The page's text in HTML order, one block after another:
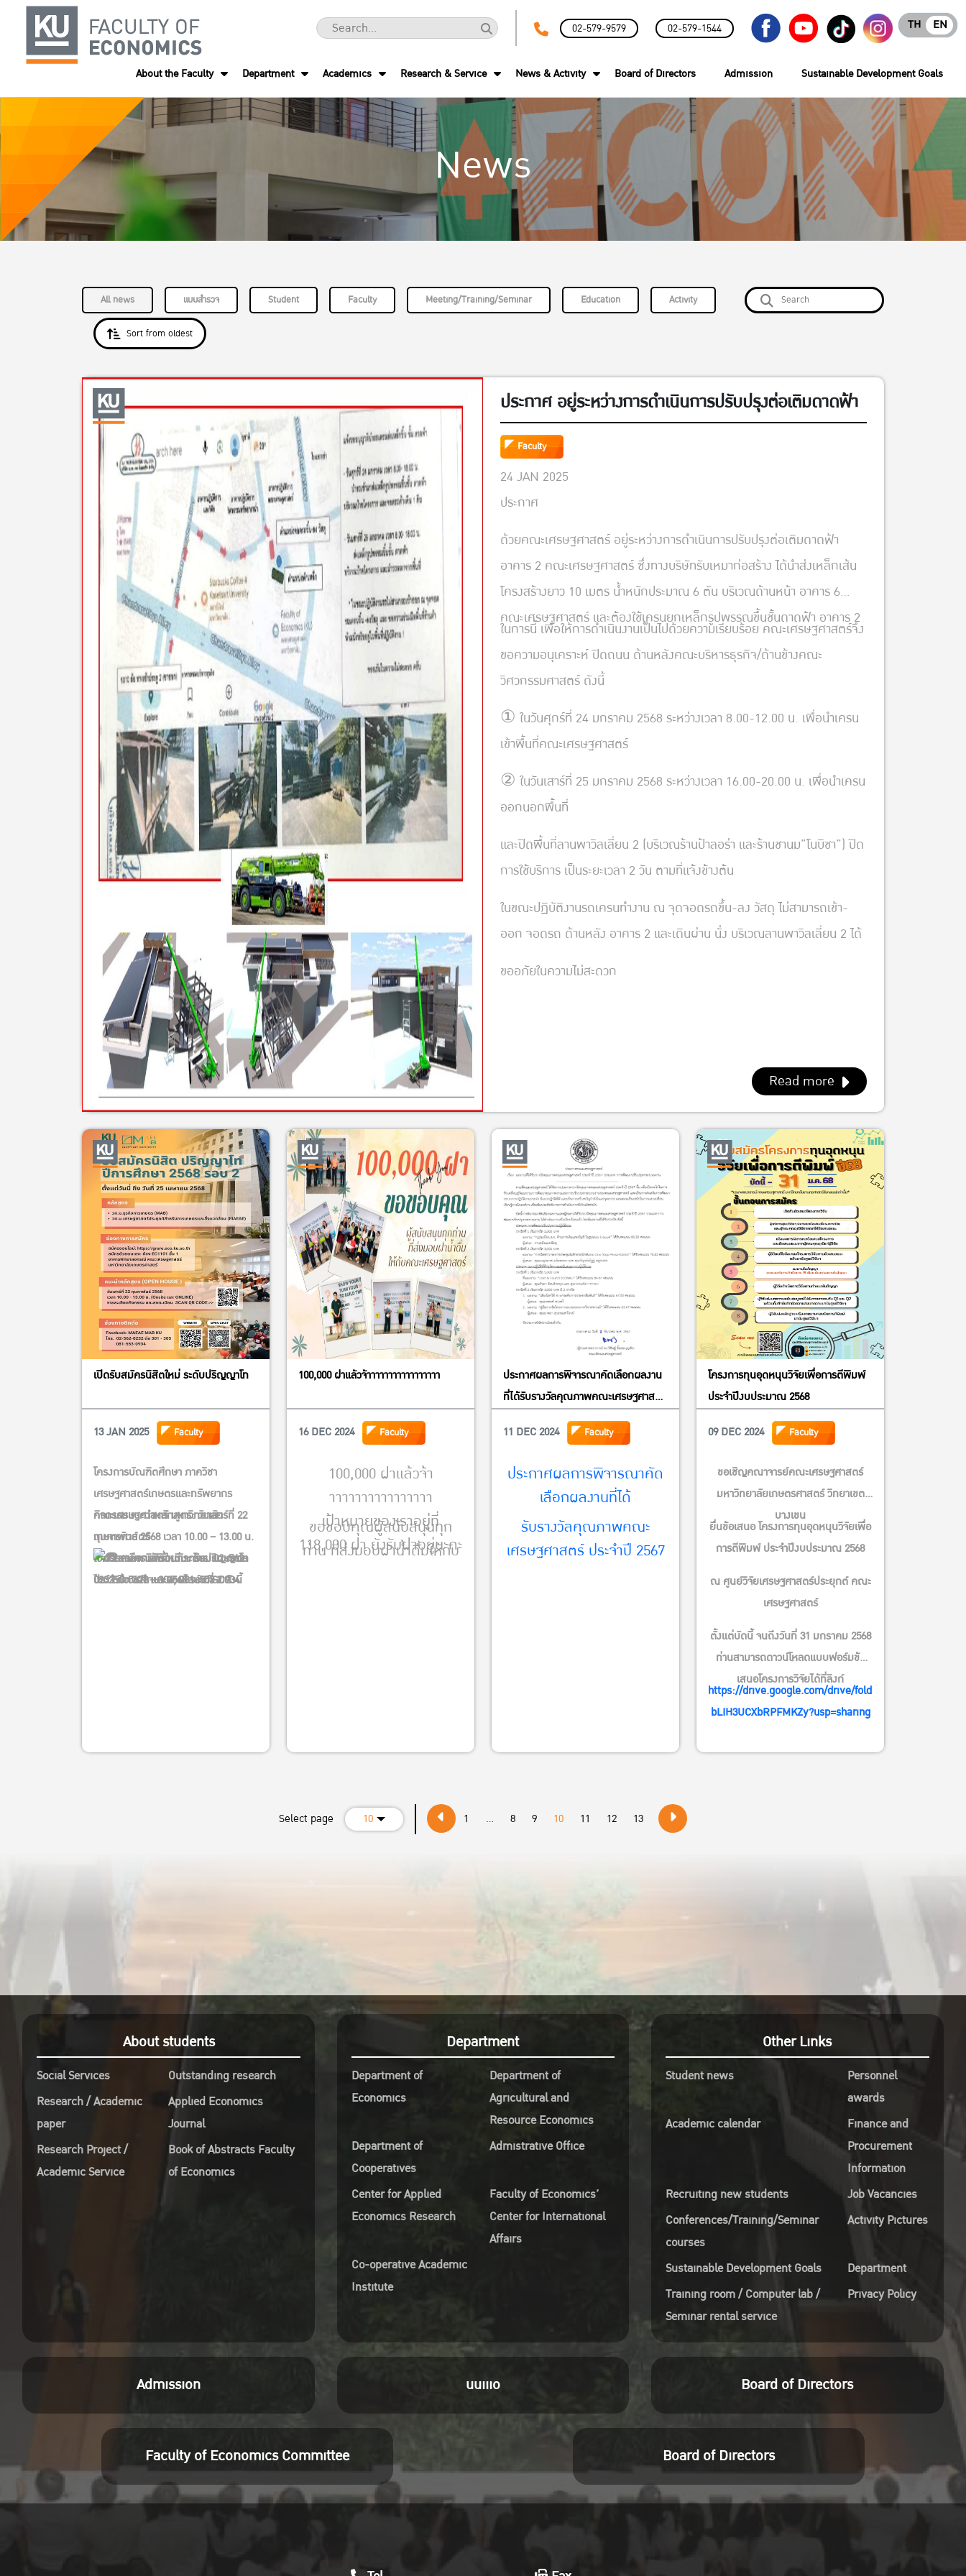
02-579-9579 02-579-1544 EN
TH
About the Faculty Department Academics Research & Service News & Activity Board of Directors Admission Sustainable Development Goals
News
All news แบบสำรวจ Student Faculty Meeting/Training/Seminar Education Activity
Sort from oldest
ประกาศ อยู่ระหว่างการดำเนินการปรับปรุงต่อเติมดาดฟ้า
Faculty
24 JAN 2025
ประกาศ
ด้วยคณะเศรษฐศาสตร์ อยู่ระหว่างการดำเนินการปรับปรุงต่อเติมดาดฟ้า
อาคาร 2 คณะเศรษฐศาสตร์ ซึ่งทางบริษัทรับเหมาก่อสร้าง ได้นำส่งเหล็กเส้น
โครงสร้างยาว 10 เมตร น้ำหนักประมาณ 6 ตัน บริเวณด้านหน้า อาคาร 6
คณะเศรษฐศาสตร์ และต้องใช้เครนยกเหล็กรูปพรรณขึ้นชั้นดาดฟ้า อาคาร 2
ในการนี้ เพื่อให้การดำเนินงานเป็นไปด้วยความเรียบร้อย คณะเศรษฐศาสตร์จึง
ขอความอนุเคราะห์ ปิดถนน ด้านหลังคณะบริหารธุรกิจ/ด้านข้างคณะ
วิศวกรรมศาสตร์ ดังนี้
① ในวันศุกร์ที่ 24 มกราคม 2568 ระหว่างเวลา 8.00-12.00 น. เพื่อนำเครน
เข้าพื้นที่คณะเศรษฐศาสตร์
② ในวันเสาร์ที่ 25 มกราคม 2568 ระหว่างเวลา 16.00-20.00 น. เพื่อนำเครน
ออกนอกพื้นที่
และปิดพื้นที่ลานพาวิลเลี่ยน 2 (บริเวณร้านป้าลอร่า และร้านชานม”โนบิชา”) ปิด
การใช้บริการ เป็นระยะเวลา 2 วัน ตามที่แจ้งข้างต้น
ในขณะปฏิบัติงานรถเครนทำงาน ณ จุดจอดรถขึ้น-ลง วัสดุ ไม่สามารถเข้า-
ออก จอดรถ ด้านหลัง อาคาร 2 และเดินผ่าน นั่ง บริเวณลานพาวิลเลี่ยน 2 ได้
ขออภัยในความไม่สะดวก
Read more
เปิดรับสมัครนิสิตใหม่ ระดับปริญญาโท
13 JAN 2025 Faculty
โครงการบัณฑิตศึกษา ภาควิชา
เศรษฐศาสตร์เกษตรและทรัพยากร
คณะเศรษฐศาสตร์ มหาวิทยาลัย
เกษตรศาสตร์
เปิดรับสมัครนิสิตใหม่ ระดับปริญญาโท
ประจำปีการศึกษา 2568 รอบที่ 2 ดังนี้
สมัครออนไลน์ผ่านเว้บไซต์:
กิจกรรมแนะนำหลักสูตร: วันเสาร์ที่ 22
กุมภาพันธ์ 2568 เวลา 10.00 – 13.00 น.
สามารถเลือกเข้าร่วมกิจกรรมแบบออน
ไซต์ EC 5628 และออนไลน์ CISCO
สอบถามเพิ่มเติม: โทร. 02-562-
0232 ต่อ 301 – 304, 081-553-0934
100,000 ฝาแล้วจ้าาาาาาาาาาาาาาาาา
16 DEC 2024 Faculty
100,000 ฝาแล้วจ้า
าาาาาาาาาาาาาาาา
ขอขอบคุณผู้สนับสนุนทุก
ท่าน ที่ส่งมอบฝาน้ำดื่มให้กับ
เป้าหมายของเราอยู่ที่
118,000 ฝา ยังรับฝาอยู่นะคะ
ประกาศผลการพิจารณาคัดเลือกผลงาน
ที่ได้รับรางวัลคุณภาพคณะเศรษฐศาสตร์
11 DEC 2024 Faculty
ประกาศผลการพิจารณาคัด
เลือกผลงานที่ได้
รับรางวัลคุณภาพคณะ
เศรษฐศาสตร์ ประจำปี 2567
โครงการทุนอุดหนุนวิจัยเพื่อการตีพิมพ์
ประจำปีงบประมาณ 2568
09 DEC 2024
Faculty
ขอเชิญคณาจารย์คณะเศรษฐศาสตร์
มหาวิทยาลัยเกษตรศาสตร์ วิทยาเขต
บางเขน
ยื่นข้อเสนอ โครงการทุนอุดหนุนวิจัยเพื่อ
การตีพิมพ์ ประจำปีงบประมาณ 2568
ณ ศูนย์วิจัยเศรษฐศาสตร์ประยุกต์ คณะ
เศรษฐศาสตร์
ตั้งแต่บัดนี้ จนถึงวันที่ 31 มกราคม 2568
ท่านสามารถดาวน์โหลดแบบฟอร์มข้อ
เสนอโครงการวิจัยได้ที่ลิงก์
https://drive.google.com/drive/folders/
bLIH3UCXbRPFMKZy?usp=sharing
Select page 10 1 ... 8 9 10 11 12 13
About students
Social Services
Outstanding research
Research / Academic
paper
Applied Economics
Journal
Research Project /
Academic Service
Book of Abstracts Faculty
of Economics
Department
Department of
Economics
Department of
Agricultural and
Resource Economics
Department of
Cooperatives
Admistrative Office
Center for Applied
Economics Research
Faculty of Economics’
Center for International
Affairs
Co-operative Academic
Institute
Other Links
Student news
Personnel
awards
Academic calendar
Finance and
Procurement
Information
Recruiting new students
Job Vacancies
Conferences/Training/Seminar
courses
Activity Pictures
Sustainable Development Goals
Department
Training room / Computer lab /
Seminar rental service
Privacy Policy
Admission uuiiio Board of Directors
Faculty of Economics Committee Board of Directors